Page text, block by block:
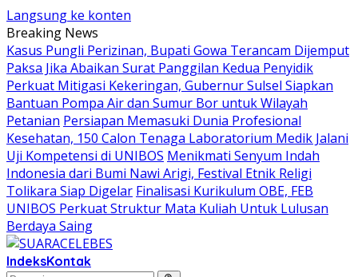
Langsung ke konten
Breaking News
Kasus Pungli Perizinan, Bupati Gowa Terancam Dijemput
Paksa Jika Abaikan Surat Panggilan Kedua Penyidik
Perkuat Mitigasi Kekeringan, Gubernur Sulsel Siapkan
Bantuan Pompa Air dan Sumur Bor untuk Wilayah
Petanian Persiapan Memasuki Dunia Profesional
Kesehatan, 150 Calon Tenaga Laboratorium Medik Jalani
Uji Kompetensi di UNIBOS Menikmati Senyum Indah
Indonesia dari Bumi Nawi Arigi, Festival Etnik Religi
Tolikara Siap Digelar Finalisasi Kurikulum OBE, FEB
UNIBOS Perkuat Struktur Mata Kuliah Untuk Lulusan
Berdaya Saing
IndeksKontak